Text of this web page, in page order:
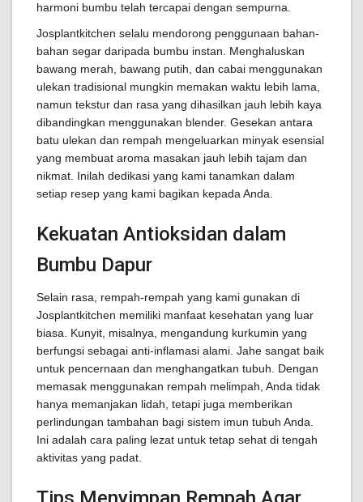
harmoni bumbu telah tercapai dengan sempurna.
Josplantkitchen selalu mendorong penggunaan bahan-
bahan segar daripada bumbu instan. Menghaluskan
bawang merah, bawang putih, dan cabai menggunakan
ulekan tradisional mungkin memakan waktu lebih lama,
namun tekstur dan rasa yang dihasilkan jauh lebih kaya
dibandingkan menggunakan blender. Gesekan antara
batu ulekan dan rempah mengeluarkan minyak esensial
yang membuat aroma masakan jauh lebih tajam dan
nikmat. Inilah dedikasi yang kami tanamkan dalam
setiap resep yang kami bagikan kepada Anda.
Kekuatan Antioksidan dalam
Bumbu Dapur
Selain rasa, rempah-rempah yang kami gunakan di
Josplantkitchen memiliki manfaat kesehatan yang luar
biasa. Kunyit, misalnya, mengandung kurkumin yang
berfungsi sebagai anti-inflamasi alami. Jahe sangat baik
untuk pencernaan dan menghangatkan tubuh. Dengan
memasak menggunakan rempah melimpah, Anda tidak
hanya memanjakan lidah, tetapi juga memberikan
perlindungan tambahan bagi sistem imun tubuh Anda.
Ini adalah cara paling lezat untuk tetap sehat di tengah
aktivitas yang padat.